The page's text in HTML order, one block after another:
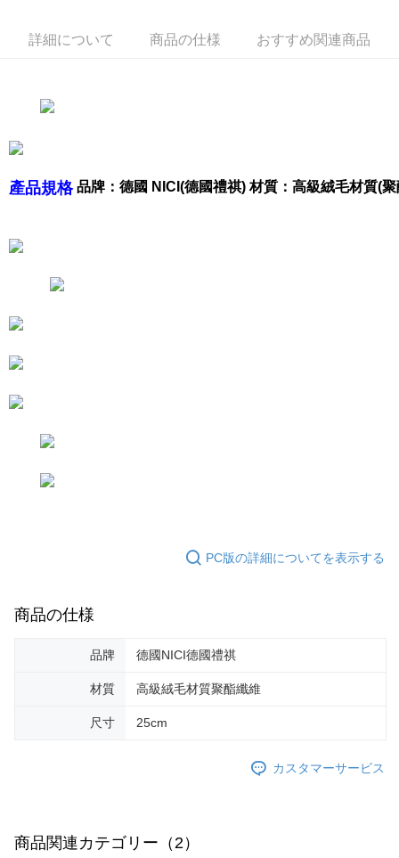
お支払期限は、ショップが請求した期日と、AFTEEで延長できる日数をも
約商品や商品到着日が比較的遅い商品）。そのため、商品到着の有無に関
わらず、AFTEEで指定された期限内にお支払いください。
二、支払い限度額
き、限度額が設定されます。
2.決済金額は最低NT$20です。
三、利用規約「AFTEE代金後払い」（以下当サービスという）はネットプ
ロテクションズ（以下 AFTEE という）が提供し、AFTEEが代金を徴収し
の氏名、電話番号、受取人の氏名、電話番号、受取人住所を含むがこれに
す。AFTEEの個人情報の収集、処理、利用について、詳細はAFTEE公式ホ
ります。支払い期限を過ぎた場合、その金額に基づいて年利20%の遅延滞
の同意を得ればAFTEEをご利用いただけます。
行使したい場合は、ネットプロテクションズ
海外國家 送料を確認
詳細について 商品の仕様 おすすめ関連商品
產品規格 品牌：德國 NICI(德國禮祺) 材質：高級絨毛材質(
PC版の詳細についてを表示する
商品の仕様
品牌 德國NICI德國禮祺
材質 高級絨毛材質聚酯纖維
尺寸 25cm
カスタマーサービス
商品関連カテゴリー（2）